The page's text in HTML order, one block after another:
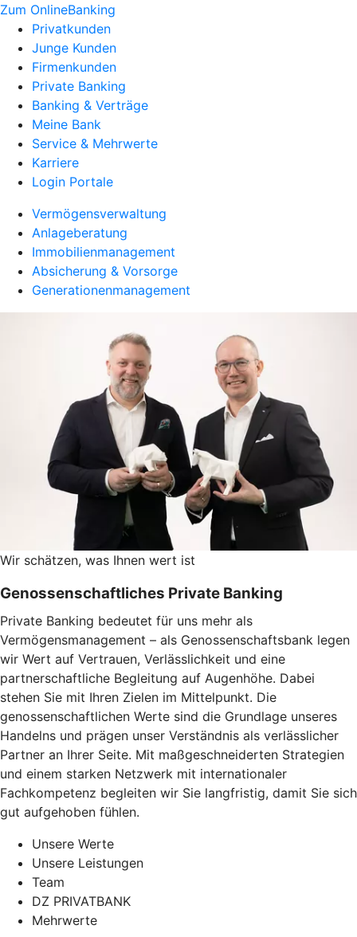
Zum OnlineBanking
Privatkunden
Junge Kunden
Firmenkunden
Private Banking
Banking & Verträge
Meine Bank
Service & Mehrwerte
Karriere
Login Portale
Vermögensverwaltung
Anlageberatung
Immobilienmanagement
Absicherung & Vorsorge
Generationenmanagement
Wir schätzen, was Ihnen wert ist
Genossenschaftliches Private Banking
Private Banking bedeutet für uns mehr als
Vermögensmanagement – als Genossenschaftsbank legen
wir Wert auf Vertrauen, Verlässlichkeit und eine
partnerschaftliche Begleitung auf Augenhöhe. Dabei
stehen Sie mit Ihren Zielen im Mittelpunkt. Die
genossenschaftlichen Werte sind die Grundlage unseres
Handelns und prägen unser Verständnis als verlässlicher
Partner an Ihrer Seite. Mit maßgeschneiderten Strategien
und einem starken Netzwerk mit internationaler
Fachkompetenz begleiten wir Sie langfristig, damit Sie sich
gut aufgehoben fühlen.
Unsere Werte
Unsere Leistungen
Team
DZ PRIVATBANK
Mehrwerte